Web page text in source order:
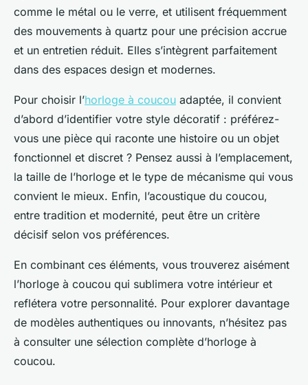
comme le métal ou le verre, et utilisent fréquemment
des mouvements à quartz pour une précision accrue
et un entretien réduit. Elles s’intègrent parfaitement
dans des espaces design et modernes.
Pour choisir l’horloge à coucou adaptée, il convient
d’abord d’identifier votre style décoratif : préférez-
vous une pièce qui raconte une histoire ou un objet
fonctionnel et discret ? Pensez aussi à l’emplacement,
la taille de l’horloge et le type de mécanisme qui vous
convient le mieux. Enfin, l’acoustique du coucou,
entre tradition et modernité, peut être un critère
décisif selon vos préférences.
En combinant ces éléments, vous trouverez aisément
l’horloge à coucou qui sublimera votre intérieur et
reflétera votre personnalité. Pour explorer davantage
de modèles authentiques ou innovants, n’hésitez pas
à consulter une sélection complète d’horloge à
coucou.